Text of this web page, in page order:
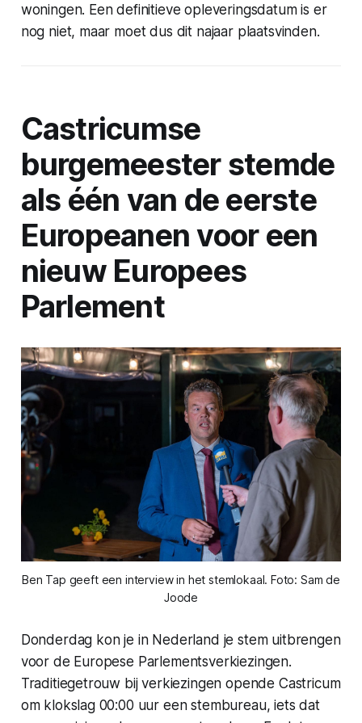
woningen. Een definitieve opleveringsdatum is er
nog niet, maar moet dus dit najaar plaatsvinden.
Castricumse
burgemeester stemde
als één van de eerste
Europeanen voor een
nieuw Europees
Parlement
Ben Tap geeft een interview in het stemlokaal. Foto: Sam de
Joode
Donderdag kon je in Nederland je stem uitbrengen
voor de Europese Parlementsverkiezingen.
Traditiegetrouw bij verkiezingen opende Castricum
om klokslag 00:00 uur een stembureau, iets dat